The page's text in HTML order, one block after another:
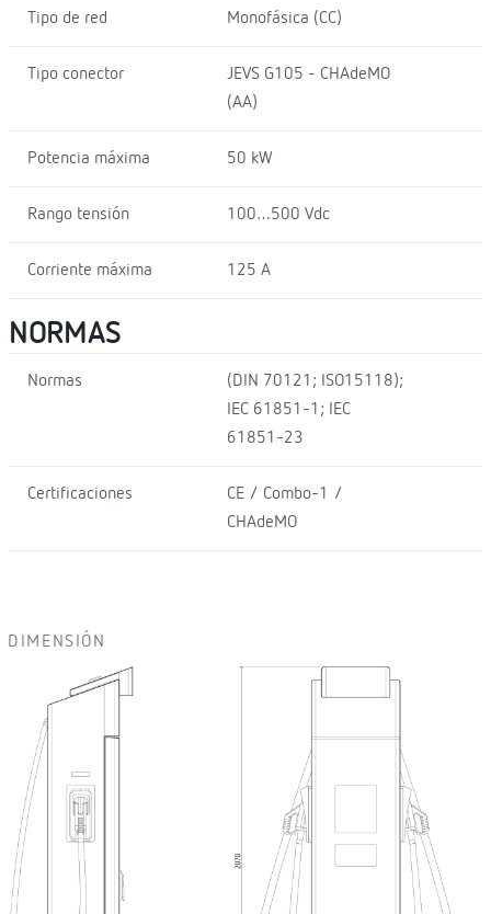
Tipo de red Monofásica (CC)
Tipo conector
JEVS G105 - CHAdeMO
(AA)
Potencia máxima 50 kW
Rango tensión 100…500 Vdc
Corriente máxima 125 A
NORMAS
Normas
(DIN 70121; ISO15118);
IEC 61851-1; IEC
61851-23
Certificaciones
CE / Combo-1 /
CHAdeMO
DIMENSIÓN